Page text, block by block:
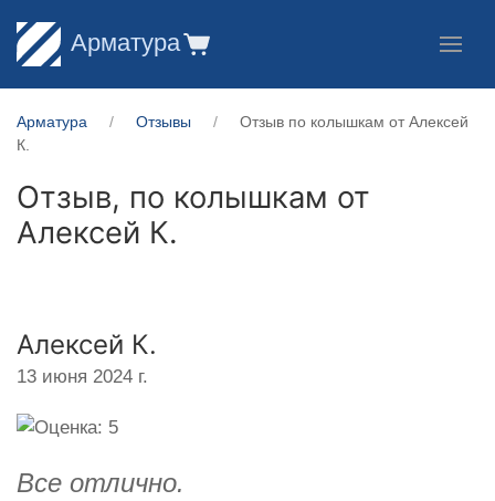
Арматура
Арматура Отзывы
Отзыв по колышкам от Алексей
К.
Отзыв, по колышкам от
Алексей К.
Алексей К.
13 июня 2024 г.
Все отлично.